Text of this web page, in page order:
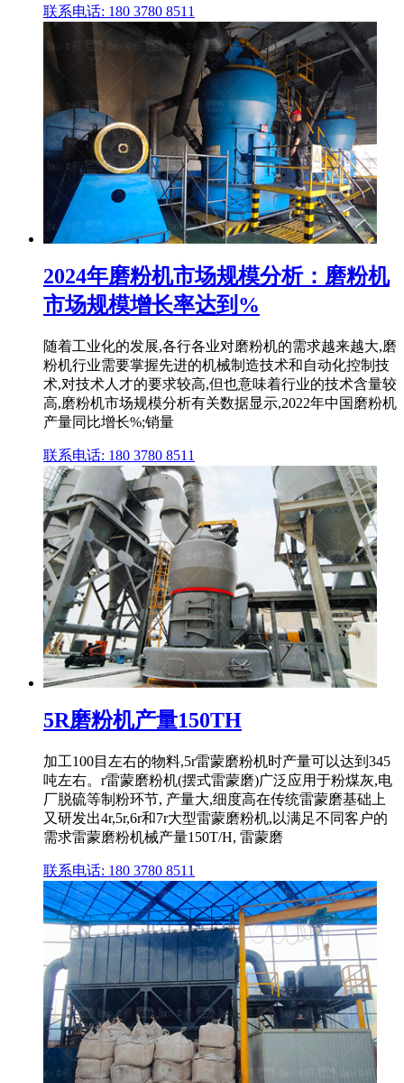
联系电话: 180 3780 8511
2024年磨粉机市场规模分析：磨粉机
市场规模增长率达到%
随着工业化的发展,各行各业对磨粉机的需求越来越大,磨
粉机行业需要掌握先进的机械制造技术和自动化控制技
术,对技术人才的要求较高,但也意味着行业的技术含量较
高,磨粉机市场规模分析有关数据显示,2022年中国磨粉机
产量同比增长%;销量
联系电话: 180 3780 8511
5R磨粉机产量150TH
加工100目左右的物料,5r雷蒙磨粉机时产量可以达到345
吨左右。r雷蒙磨粉机(摆式雷蒙磨)广泛应用于粉煤灰,电
厂脱硫等制粉环节, 产量大,细度高在传统雷蒙磨基础上
又研发出4r,5r,6r和7r大型雷蒙磨粉机,以满足不同客户的
需求雷蒙磨粉机械产量150T/H, 雷蒙磨
联系电话: 180 3780 8511